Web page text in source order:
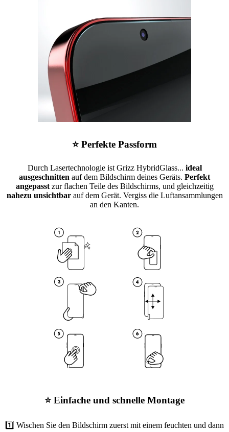
⭐ Perfekte Passform
Durch Lasertechnologie ist Grizz HybridGlass... ideal
ausgeschnitten auf dem Bildschirm deines Geräts. Perfekt
angepasstzur flachen Teile des Bildschirms, und gleichzeitig
nahezu unsichtbarauf dem Gerät. Vergiss die Luftansammlungen
an den Kanten.
⭐ Einfache und schnelle Montage
1️⃣ Wischen Sie den Bildschirm zuerst mit einem feuchten und dann